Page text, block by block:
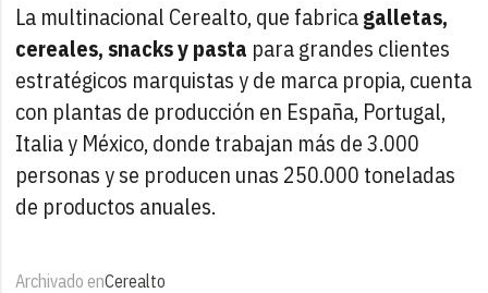
La multinacional Cerealto, que fabricagalletas,
cereales, snacks y pasta para grandes clientes
estratégicos marquistas y de marca propia, cuenta
con plantas de producción en España, Portugal,
Italia y México, donde trabajan más de 3.000
personas y se producen unas 250.000 toneladas
de productos anuales.
Archivado enCerealto